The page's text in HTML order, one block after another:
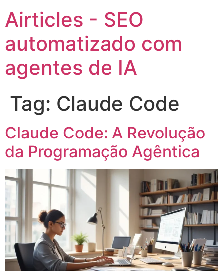
Airticles - SEO
automatizado com
agentes de IA
Tag: Claude Code
Claude Code: A Revolução
da Programação Agêntica